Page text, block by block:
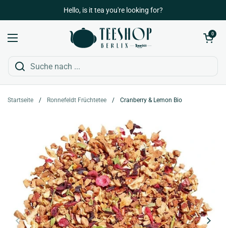
Hello, is it tea you're looking for?
Menü öffnen
Warenkorb
0
Startseite / Ronnefeldt Früchtetee / Cranberry & Lemon Bio